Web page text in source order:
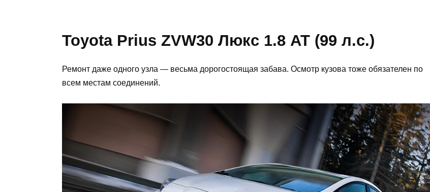
Toyota Prius ZVW30 Люкс 1.8 AT (99 л.с.)
Ремонт даже одного узла — весьма дорогостоящая забава. Осмотр кузова тоже обязателен по
всем местам соединений.